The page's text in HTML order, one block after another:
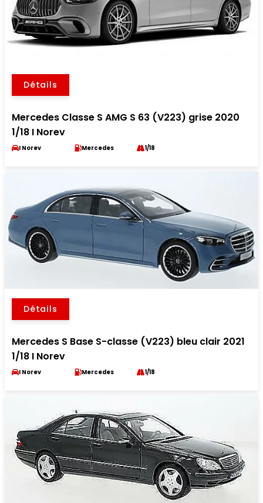
Détails
Mercedes Classe S AMG S 63 (V223) grise 2020
1/18 I Norev
I Norev Mercedes 1/18
Détails
Mercedes S Base S-classe (V223) bleu clair 2021
1/18 I Norev
I Norev Mercedes 1/18